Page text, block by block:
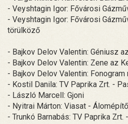
- Veyshtagin Igor: Fővárosi
- Veyshtagin Igor: Fővárosi
törülköző
- Bajkov Delov Valentin: Géniusz
- Bajkov Delov Valentin: Zene az
- Bajkov Delov Valentin:
- Kostil Danila: TV Paprika Zrt. -
- László Marcell: Gjoni
- Nyitrai Márton: Viasat -
- Trunkó Barnabás: TV Paprika